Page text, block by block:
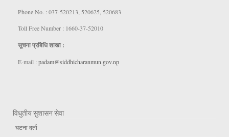
Phone No. : 037-520213, 520625, 520683
Toll Free Number : 1660-37-52010
सूचना प्रबिधि शाखा :
E-mail : padam@siddhicharanmun.gov.np
विधुतीय सुशासन सेवा
घटना दर्ता